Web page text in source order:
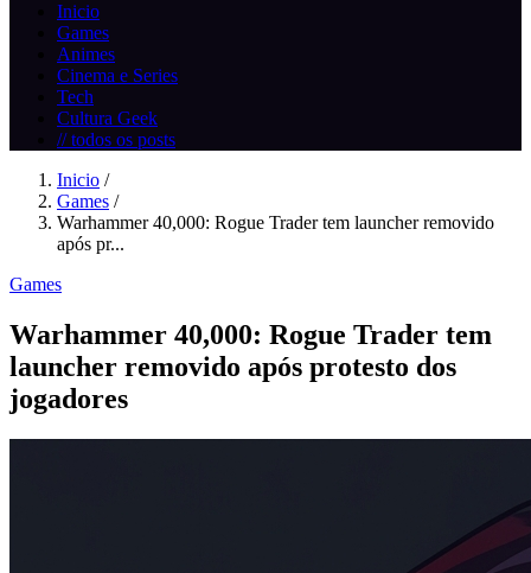
Inicio
Games
Animes
Cinema e Series
Tech
Cultura Geek
// todos os posts
Inicio /
Games /
Warhammer 40,000: Rogue Trader tem launcher removido
após pr...
Games
Warhammer 40,000: Rogue Trader tem
launcher removido após protesto dos
jogadores